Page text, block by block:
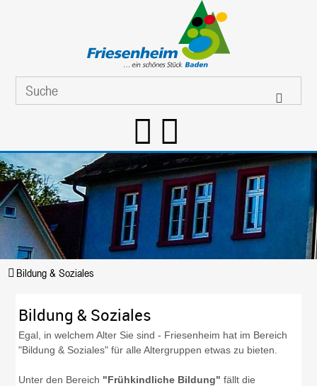
Bildung & Soziales
Bildung & Soziales
Egal, in welchem Alter Sie sind - Friesenheim hat im Bereich
"Bildung & Soziales" für alle Altergruppen etwas zu bieten.
Unter den Bereich "Frühkindliche Bildung" fällt die